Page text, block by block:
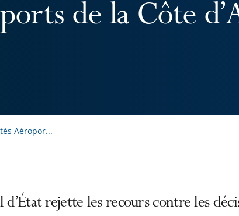
de la Côte
Aéropor...
d’État rejette les recours contre les